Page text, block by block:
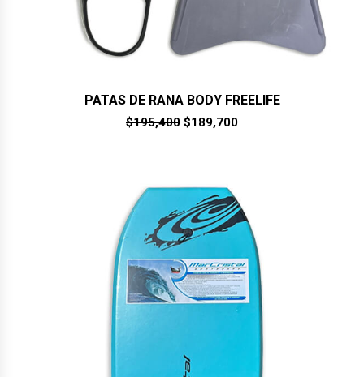
PATAS DE RANA BODY FREELIFE
$195,400 El
$189,700El